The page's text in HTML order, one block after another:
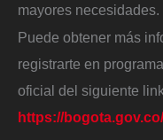
mayores necesidades.
Puede obtener más
registrarte en
oficial del siguiente
https://